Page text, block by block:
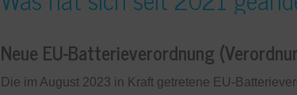
Neue EU-Batterieverordnung
Die im August 2023 in Kraft getretene EU-